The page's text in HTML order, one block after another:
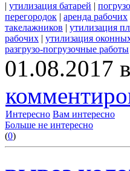
| утилизация батарей |
перегородок | аренда рабочих
такелажников | утилизация
рабочих | утилизация
разгрузо-погрузочные работы
01.08.2017
Интересно Вам интересно
Больше не интересно
(0)